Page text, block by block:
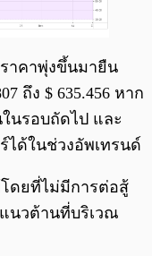
าคาพุ่งขึ้นมายืน
ถึง $ 635.456 หาก
ในรอบถัดไป และ
ได้ในช่วงอัพเทรนด์
ดยที่ไม่มีการต่อสู้
นวต้านที่บริเวณ